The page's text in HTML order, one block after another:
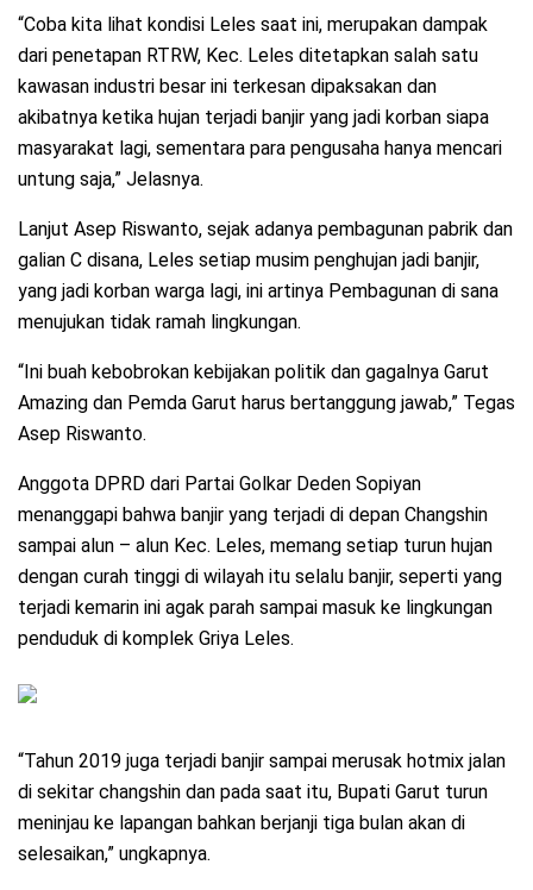
“Coba kita lihat kondisi Leles saat ini, merupakan dampak
dari penetapan RTRW, Kec. Leles ditetapkan salah satu
kawasan industri besar ini terkesan dipaksakan dan
akibatnya ketika hujan terjadi banjir yang jadi korban siapa
masyarakat lagi, sementara para pengusaha hanya mencari
untung saja,” Jelasnya.
Lanjut Asep Riswanto, sejak adanya pembagunan pabrik dan
galian C disana, Leles setiap musim penghujan jadi banjir,
yang jadi korban warga lagi, ini artinya Pembagunan di sana
menujukan tidak ramah lingkungan.
“Ini buah kebobrokan kebijakan politik dan gagalnya Garut
Amazing dan Pemda Garut harus bertanggung jawab,” Tegas
Asep Riswanto.
Anggota DPRD dari Partai Golkar Deden Sopiyan
menanggapi bahwa banjir yang terjadi di depan Changshin
sampai alun – alun Kec. Leles, memang setiap turun hujan
dengan curah tinggi di wilayah itu selalu banjir, seperti yang
terjadi kemarin ini agak parah sampai masuk ke lingkungan
penduduk di komplek Griya Leles.
“Tahun 2019 juga terjadi banjir sampai merusak hotmix jalan
di sekitar changshin dan pada saat itu, Bupati Garut turun
meninjau ke lapangan bahkan berjanji tiga bulan akan di
selesaikan,” ungkapnya.